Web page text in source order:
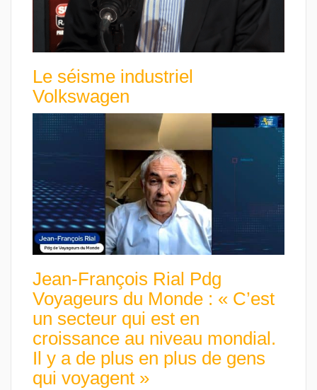
Le séisme industriel
Volkswagen
Jean-François Rial Pdg
Voyageurs du Monde : « C’est
un secteur qui est en
croissance au niveau mondial.
Il y a de plus en plus de gens
qui voyagent »